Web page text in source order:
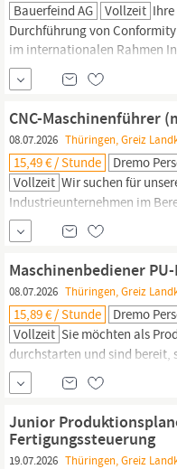
Bauerfeind AG Vollzeit
Durchführung von
im internationalen Rahmen
Rahmen des Conformity
Management und
Betreuung, Prüfung und
Prüfung von
CNC-Maschinenführer
08.07.2026 Thüringen, Greiz
15,49 € / Stunde
Dremo
Vollzeit Wir suchen für
Industrieunternehmen im
zuverlässigen
gesteuerten Anlagen. Wenn
gerne präzise arbeiten, sind
Sie erwarten: Arbeitsvertrag:
Anstellung, bis 30...
Maschinenbediener
08.07.2026 Thüringen, Greiz
15,89 € / Stunde
Dremo
Vollzeit Sie möchten als
durchstarten und sind bereit,
Dann haben wir den
Kunden suchen wir
Kantenanlage. Das dürfen
Unbefristete, langfristige
Urlaub,...
Junior
Fertigungssteuerung
19.07.2026 Thüringen, Greiz